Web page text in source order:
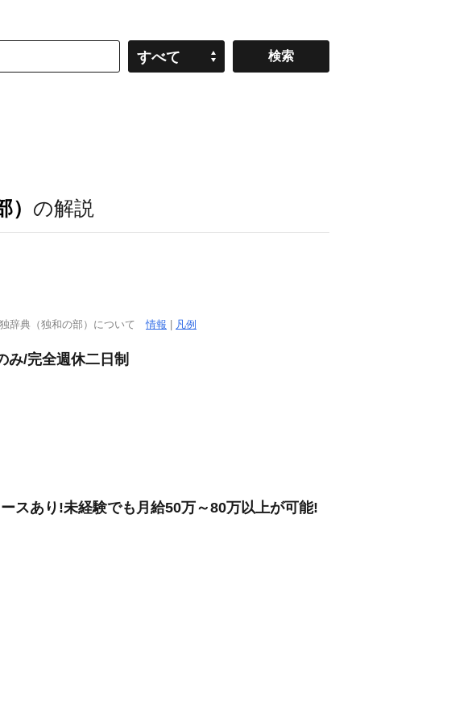
すべて
の解説
辞典（独和の部）について情報 凡例
み/完全週休二日制
スあり!未経験でも月給50万～80万以上が可能!